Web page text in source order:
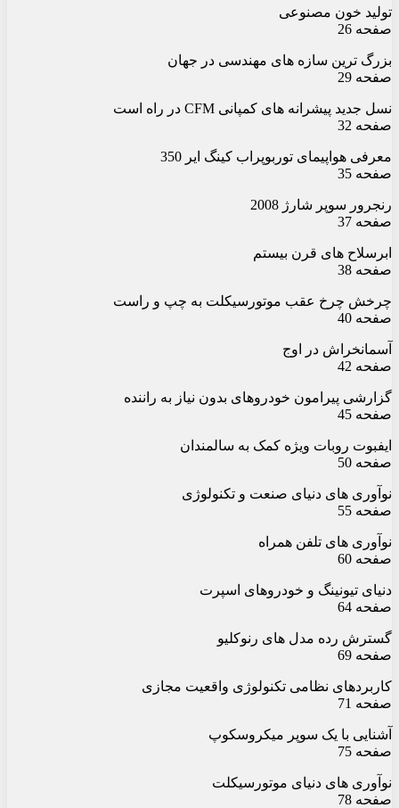
تولید خون مصنوعی
صفحه 26
بزرگ ترین سازه های مهندسی در جهان
صفحه 29
نسل جدید پیشرانه های کمپانی CFM در راه است
صفحه 32
معرفی هواپیمای توربوپراب کینگ ایر 350
صفحه 35
رنجرور سوپر شارژ 2008
صفحه 37
ابرسلاح های قرن بیستم
صفحه 38
چرخش چرخ عقب موتورسیکلت به چپ و راست
صفحه 40
آسمانخراش در اوج
صفحه 42
گزارشی پیرامون خودروهای بدون نیاز به راننده
صفحه 45
ایفبوت روبات ویژه کمک به سالمندان
صفحه 50
نوآوری های دنیای صنعت و تکنولوژی
صفحه 55
نوآوری های تلفن همراه
صفحه 60
دنیای تیونینگ و خودروهای اسپرت
صفحه 64
گسترش رده مدل های رنوکلیو
صفحه 69
کاربردهای نظامی تکنولوژی واقعیت مجازی
صفحه 71
آشنایی با یک سوپر میکروسکوپ
صفحه 75
نوآوری های دنیای موتورسیکلت
صفحه 78